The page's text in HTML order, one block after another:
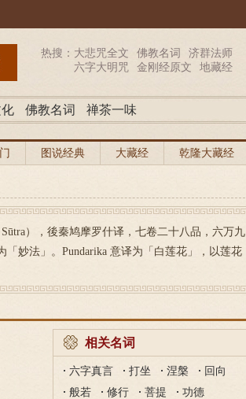
热搜： 大悲咒全文 佛教名词
济群法师
六字大明咒
金刚经原文 地藏经
佛教名词 禅茶一味
图说经典 大藏经 乾隆大藏经
Sūtra），後秦鸠摩罗什译，七卷二十八品，六万九
「妙法」。Pundarika 意译为「白莲花」，以莲花
相关名词
六字真言 打坐 涅槃
回向
般若
修行 菩提
功德